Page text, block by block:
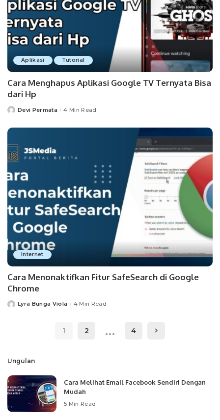
Aplikasi Tutorial
Cara Menghapus Aplikasi Google TV Ternyata Bisa
dari Hp
PostedDevi Permata 4 Min Read
Internet
Cara Menonaktifkan Fitur SafeSearch di Google
Chrome
PostedLyra Bunga Viola 4 Min Read
1 2 … 4
Ungulan
Cara Melihat Email Facebook Sendiri Dengan
Mudah
5 Min Read